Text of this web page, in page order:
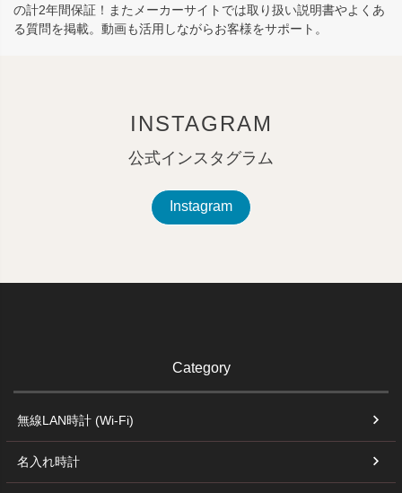
の計2年間保証！またメーカーサイトでは取り扱い説明書やよくあ
る質問を掲載。動画も活用しながらお客様をサポート。
INSTAGRAM
公式インスタグラム
Instagram
Category
無線LAN時計 (Wi-Fi)
名入れ時計